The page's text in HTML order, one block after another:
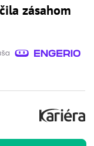
zásahom